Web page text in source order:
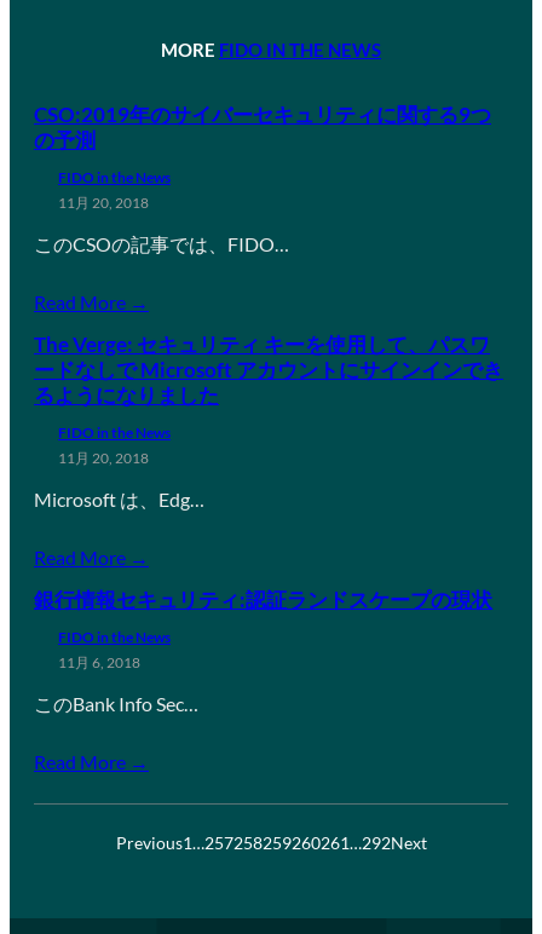
MORE FIDO IN THE NEWS
CSO:2019年のサイバーセキュリティに関する9つ
の予測
FIDO in the News
11月 20, 2018
このCSOの記事では、FIDO…
Read More →
The Verge: セキュリティ キーを使用して、パスワ
ードなしで Microsoft アカウントにサインインでき
るようになりました
FIDO in the News
11月 20, 2018
Microsoft は、Edg…
Read More →
銀行情報セキュリティ:認証ランドスケープの現状
FIDO in the News
11月 6, 2018
このBank Info Sec…
Read More →
Previous1…257258259260261…292Next